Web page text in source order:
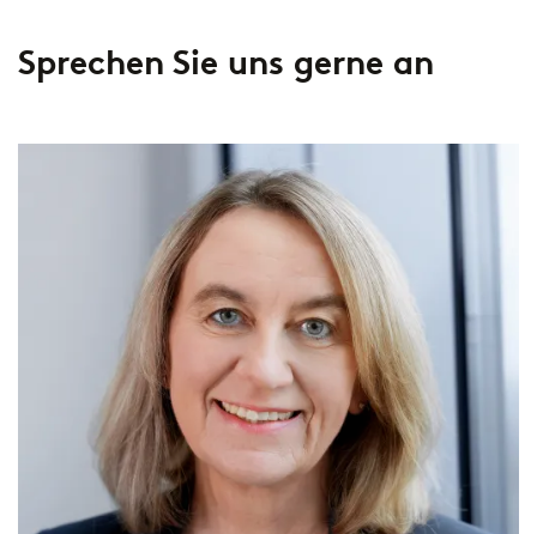
Sprechen Sie uns gerne an